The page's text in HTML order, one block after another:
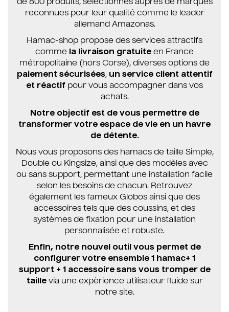
de 800 produits, sélectionnés auprès de marques
reconnues pour leur qualité comme le leader
allemand Amazonas.
Hamac-shop propose des services attractifs
comme la livraison gratuite en France
métropolitaine (hors Corse), diverses options de
paiement sécurisées, un service client attentif
et réactif pour vous accompagner dans vos
achats.
Notre objectif est de vous permettre de
transformer votre espace de vie en un havre
de détente.
Nous vous proposons des hamacs de taille Simple,
Double ou Kingsize, ainsi que des modèles avec
ou sans support, permettant une installation facile
selon les besoins de chacun. Retrouvez
également les fameux Globos ainsi que des
accessoires tels que des coussins, et des
systèmes de fixation pour une installation
personnalisée et robuste.
Enfin, notre nouvel outil vous permet de
configurer votre ensemble 1 hamac+ 1
support + 1 accessoire sans vous tromper de
taille via une expèrience utilisateur fluide sur
notre site.